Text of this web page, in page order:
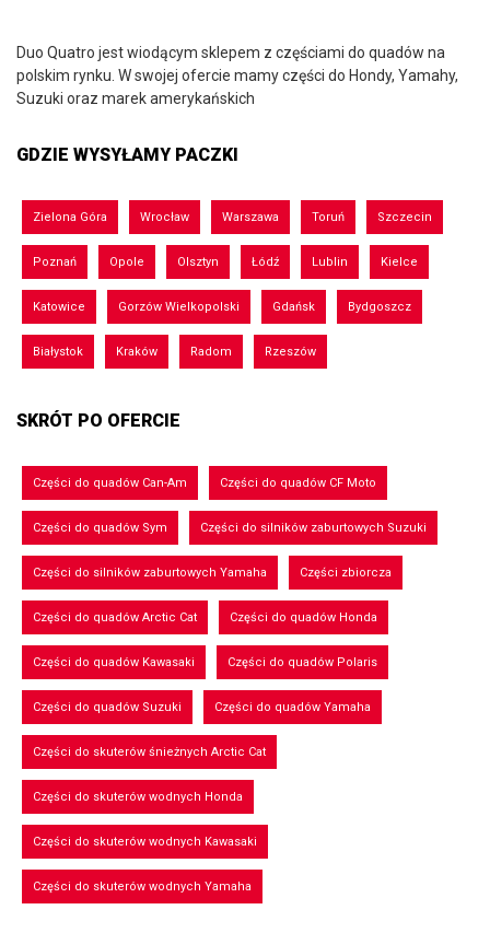
Duo Quatro jest wiodącym sklepem z częściami do quadów na
polskim rynku. W swojej ofercie mamy części do Hondy, Yamahy,
Suzuki oraz marek amerykańskich
GDZIE WYSYŁAMY PACZKI
Zielona Góra Wrocław Warszawa Toruń Szczecin
Poznań Opole Olsztyn Łódź Lublin Kielce
Katowice Gorzów Wielkopolski Gdańsk Bydgoszcz
Białystok Kraków Radom Rzeszów
SKRÓT PO OFERCIE
Części do quadów Can-Am Części do quadów CF Moto
Części do quadów Sym Części do silników zaburtowych Suzuki
Części do silników zaburtowych Yamaha Części zbiorcza
Części do quadów Arctic Cat Części do quadów Honda
Części do quadów Kawasaki Części do quadów Polaris
Części do quadów Suzuki Części do quadów Yamaha
Części do skuterów śnieżnych Arctic Cat
Części do skuterów wodnych Honda
Części do skuterów wodnych Kawasaki
Części do skuterów wodnych Yamaha